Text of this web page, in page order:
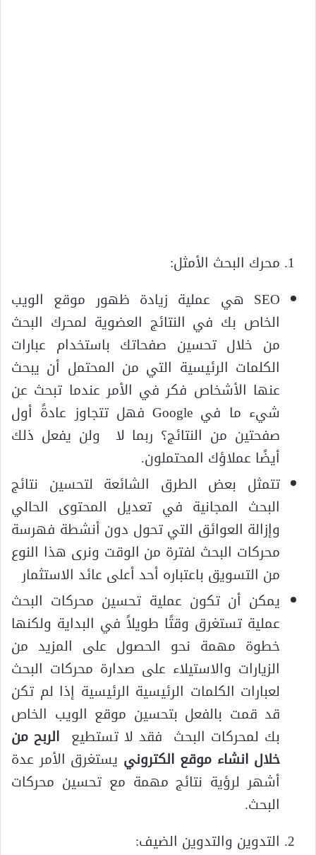
محرك البحث الأمثل:
SEO هي عملية زيادة ظهور موقع الويب
الخاص بك في النتائج العضوية لمحرك البحث
من خلال تحسين صفحاتك باستخدام عبارات
الكلمات الرئيسية التي من المحتمل أن يبحث
عنها الأشخاص فكر في الأمر عندما تبحث عن
شيء ما في Google فهل تتجاوز عادةً أول
صفحتين من النتائج؟ ربما لا ولن يفعل ذلك
أيضًا عملاؤك المحتملون.
تتمثل بعض الطرق الشائعة لتحسين نتائج
البحث المجانية في تعديل المحتوى الحالي
وإزالة العوائق التي تحول دون أنشطة فهرسة
محركات البحث لفترة من الوقت ونرى هذا النوع
من التسويق باعتباره أحد أعلى عائد الاستثمار
يمكن أن تكون عملية تحسين محركات البحث
عملية تستغرق وقتًا طويلاً في البداية ولكنها
خطوة مهمة نحو الحصول على المزيد من
الزيارات والاستيلاء على صدارة محركات البحث
لعبارات الكلمات الرئيسية الرئيسية إذا لم تكن
قد قمت بالفعل بتحسين موقع الويب الخاص
بك لمحركات البحث فقد لا تستطيع الربح من
خلال انشاء موقع الكتروني يستغرق الأمر عدة
أشهر لرؤية نتائج مهمة مع تحسين محركات
البحث.
التدوين والتدوين الضيف: